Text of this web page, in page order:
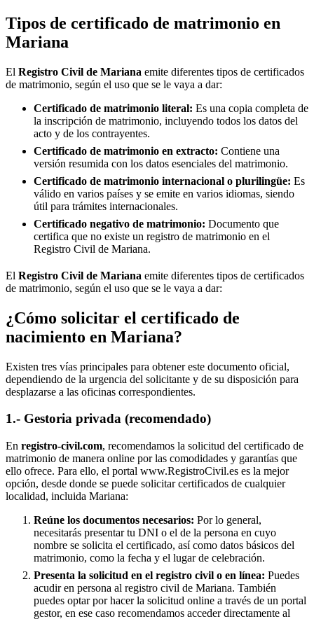
Tipos de certificado de matrimonio en
Mariana
El Registro Civil de Mariana emite diferentes tipos de certificados
de matrimonio, según el uso que se le vaya a dar:
Certificado de matrimonio literal: Es una copia completa de
la inscripción de matrimonio, incluyendo todos los datos del
acto y de los contrayentes.
Certificado de matrimonio en extracto: Contiene una
versión resumida con los datos esenciales del matrimonio.
Certificado de matrimonio internacional o plurilingüe: Es
válido en varios países y se emite en varios idiomas, siendo
útil para trámites internacionales.
Certificado negativo de matrimonio: Documento que
certifica que no existe un registro de matrimonio en el
Registro Civil de Mariana.
El Registro Civil de Mariana emite diferentes tipos de certificados
de matrimonio, según el uso que se le vaya a dar:
¿Cómo solicitar el certificado de
nacimiento en Mariana?
Existen tres vías principales para obtener este documento oficial,
dependiendo de la urgencia del solicitante y de su disposición para
desplazarse a las oficinas correspondientes.
1.- Gestoria privada (recomendado)
En registro-civil.com, recomendamos la solicitud del certificado de
matrimonio de manera online por las comodidades y garantías que
ello ofrece. Para ello, el portal www.RegistroCivil.es es la mejor
opción, desde donde se puede solicitar certificados de cualquier
localidad, incluida Mariana:
Reúne los documentos necesarios: Por lo general,
necesitarás presentar tu DNI o el de la persona en cuyo
nombre se solicita el certificado, así como datos básicos del
matrimonio, como la fecha y el lugar de celebración.
Presenta la solicitud en el registro civil o en línea: Puedes
acudir en persona al registro civil de Mariana. También
puedes optar por hacer la solicitud online a través de un portal
gestor, en ese caso recomendamos acceder directamente al